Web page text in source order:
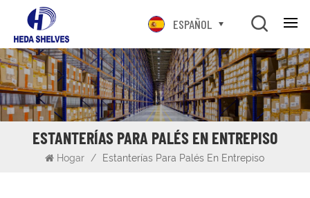
ESPAÑOL
ESTANTERÍAS PARA PALÉS EN ENTREPISO
Hogar / Estanterías Para Palés En Entrepiso